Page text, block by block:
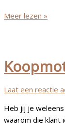
Vind
klant
Meer lezen »
Laat een reactie
Heb jij je
waarom die klant